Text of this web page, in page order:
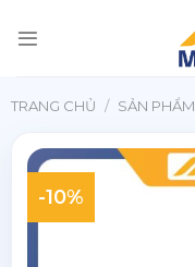
đến
TRANG CHỦ / SẢN PHẨM
-10%